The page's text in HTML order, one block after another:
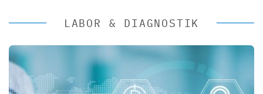
LABOR & DIAGNOSTIK